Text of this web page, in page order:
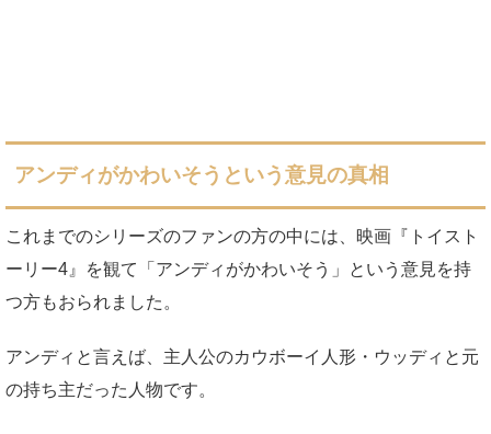
アンディがかわいそうという意見の真相
これまでのシリーズのファンの方の中には、映画『トイスト
ーリー4』を観て「アンディがかわいそう」という意見を持
つ方もおられました。
アンディと言えば、主人公のカウボーイ人形・ウッディと元
の持ち主だった人物です。